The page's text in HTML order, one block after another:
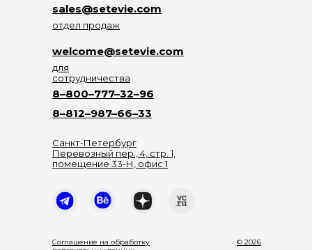
Санкт-Петербург
Перевозный пер., 4, стр. 1,
помещение 33-Н, офис 1
отдел продаж
8–812–987–66–33
8–800–777–32–96
sales@setevie.com
© 2026
Соглашение на обработку
для
сотрудничества
welcome@setevie.com